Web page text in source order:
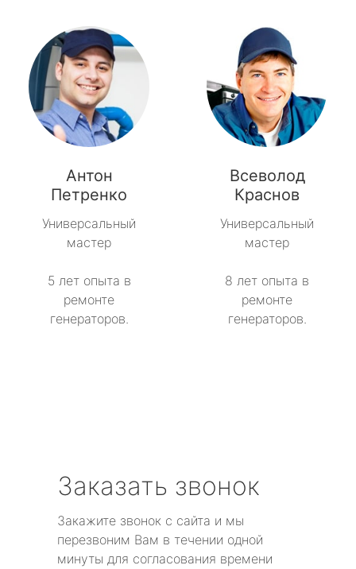
Антон
Петренко
Универсальный
мастер
5 лет опыта в
ремонте
генераторов.
Всеволод
Краснов
Универсальный
мастер
8 лет опыта в
ремонте
генераторов.
Заказать звонок
Закажите звонок с сайта и мы
перезвоним Вам в течении одной
минуты для согласования времени